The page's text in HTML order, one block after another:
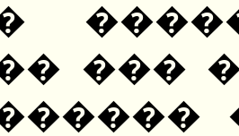
���